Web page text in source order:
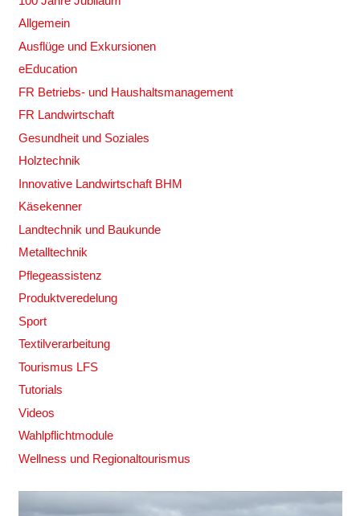
Allgemein
Ausflüge und Exkursionen
eEducation
FR Betriebs- und Haushaltsmanagement
FR Landwirtschaft
Gesundheit und Soziales
Holztechnik
Innovative Landwirtschaft BHM
Käsekenner
Landtechnik und Baukunde
Metalltechnik
Pflegeassistenz
Produktveredelung
Sport
Textilverarbeitung
Tourismus LFS
Tutorials
Videos
Wahlpflichtmodule
Wellness und Regionaltourismus